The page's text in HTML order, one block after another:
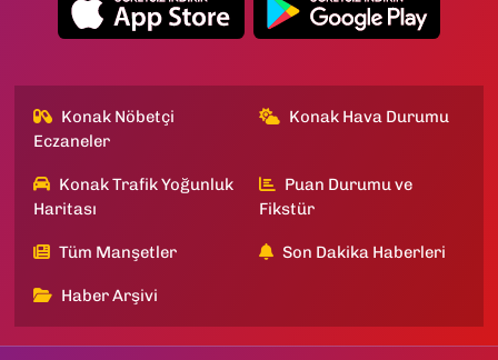
Konak Nöbetçi
Eczaneler
Konak Hava Durumu
Konak Trafik Yoğunluk
Haritası
Puan Durumu ve
Fikstür
Tüm Manşetler Son Dakika Haberleri
Haber Arşivi